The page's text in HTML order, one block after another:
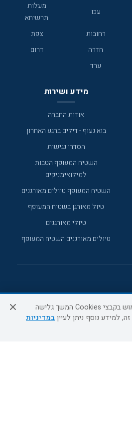
עכו
מעלות
תרשיחא
רחובות
צפת
חדרה
דרום
ערד
מידע ושירות
אודות החברה
בוא נעוף - דילים ברגע האחרון
הסדרי נגישות
השטיח המעופף הטבות
למילואימניקים
השטיח המעופף טיולים מאורגנים
טיול מאורגן בשטיח המעופף
טיולי מאורגנים
טיולים מאורגנים השטיח המעופף
לידיעתך, באתר זה נעשה שימוש בקבצי Cookies המשך גלישה
למידע נוסף ניתן לעייןבמדיניות